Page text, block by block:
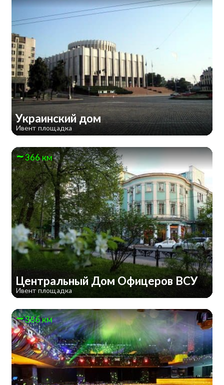
Украинский дом
Ивент площадка
366 км
Центральный Дом Офицеров ВСУ
Ивент площадка
366 км